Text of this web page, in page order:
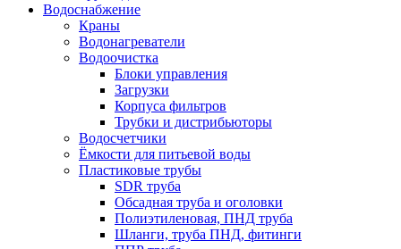
Водоснабжение
Краны
Водонагреватели
Водоочистка
Блоки управления
Загрузки
Корпуса фильтров
Трубки и дистрибьюторы
Водосчетчики
Ёмкости для питьевой воды
Пластиковые трубы
SDR труба
Обсадная труба и оголовки
Полиэтиленовая, ПНД труба
Шланги, труба ПНД, фитинги